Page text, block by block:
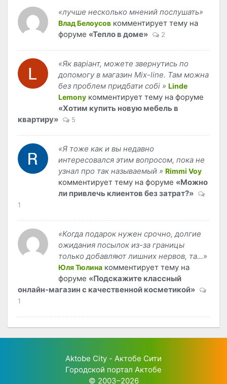
«лучше несколько мнений послушать»
Влад Белоусов комментирует тему на
форуме «Тепло в доме» 2
«Як варіант, можете звернутись по
допомогу в магазин Mix-line. Там можна
без проблем придбати собі » Linde
Lemony комментирует тему на форуме
«Хотим купить новую мебель в
квартиру»
5
«Я тоже как и вы недавно
интересовался этим вопросом, пока не
узнал про так называемый » Rimmi Voy
комментирует тему на форуме «Можно
ли привлечь клиентов без затрат?»
1
«Когда подарок нужен срочно, долгие
ожидания посылок из-за границы
только добавляют лишних нервов, та...»
Юля Тюлина комментирует тему на
форуме «Подскажите классный
онлайн-магазин с качественной косметикой»
1
Aktobe City - Актобе Сити
Городской портал Актобе
© 2003–2026